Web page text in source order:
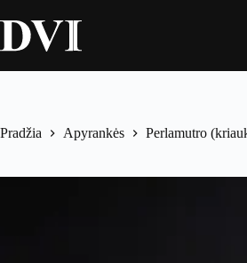
Pradžia Apyrankės Perlamutro